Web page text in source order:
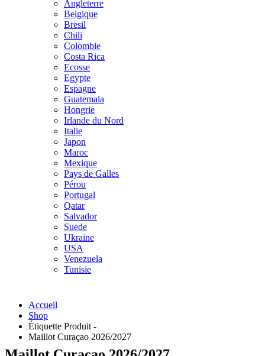
Angleterre
Belgique
Bresil
Chili
Colombie
Costa Rica
Ecosse
Egypte
Espagne
Guatemala
Hongrie
Irlande du Nord
Italie
Japon
Maroc
Mexique
Pays de Galles
Pérou
Portugal
Qatar
Salvador
Suede
Ukraine
USA
Venezuela
Tunisie
Accueil
Shop
Étiquette Produit -
Maillot Curaçao 2026/2027